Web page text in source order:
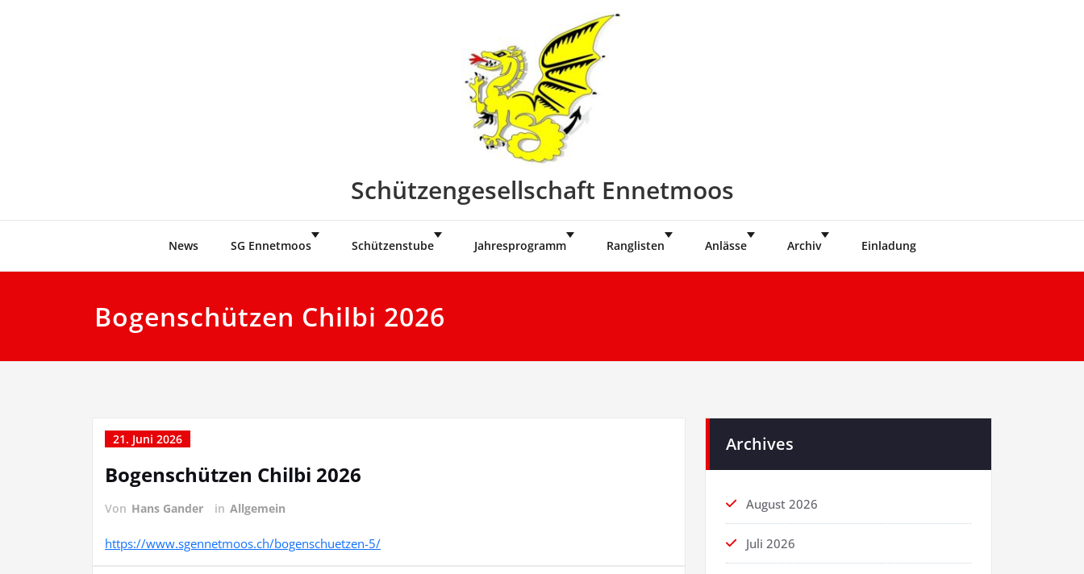
Schützengesellschaft Ennetmoos
News SG Ennetmoos Schützenstube Jahresprogramm Ranglisten Anlässe Archiv Einladung
Bogenschützen Chilbi 2026
21. Juni 2026
Bogenschützen Chilbi 2026
Von Hans Gander in Allgemein
https://www.sgennetmoos.ch/bogenschuetzen-5/
Archives
August 2026
Juli 2026